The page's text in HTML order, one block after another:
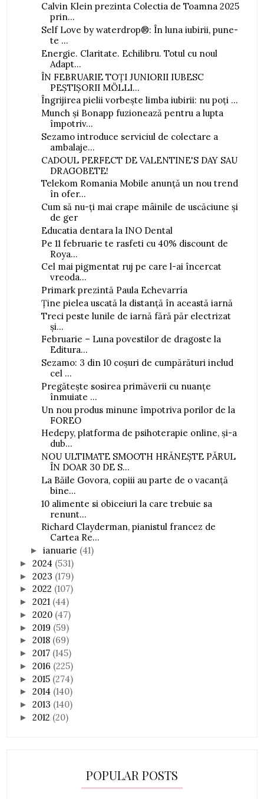
Calvin Klein prezinta Colectia de Toamna 2025
prin...
Self Love by waterdrop®: În luna iubirii, pune-
te ...
Energie. Claritate. Echilibru. Totul cu noul
Adapt...
ÎN FEBRUARIE TOȚI JUNIORII IUBESC
PEȘTIȘORII MÖLLI...
Îngrijirea pielii vorbește limba iubirii: nu poți ...
Munch și Bonapp fuzionează pentru a lupta
împotriv...
Sezamo introduce serviciul de colectare a
ambalaje...
CADOUL PERFECT DE VALENTINE'S DAY SAU
DRAGOBETE!
Telekom Romania Mobile anunță un nou trend
în ofer...
Cum să nu-ți mai crape mâinile de uscăciune și
de ger
Educatia dentara la INO Dental
Pe 11 februarie te rasfeti cu 40% discount de
Roya...
Cel mai pigmentat ruj pe care l-ai încercat
vreoda...
Primark prezintă Paula Echevarría
Ține pielea uscată la distanță în această iarnă
Treci peste lunile de iarnă fără păr electrizat
și...
Februarie – Luna povestilor de dragoste la
Editura...
Sezamo: 3 din 10 coșuri de cumpărături includ
cel ...
Pregătește sosirea primăverii cu nuanțe
înmuiate ...
Un nou produs minune împotriva porilor de la
FOREO
Hedepy, platforma de psihoterapie online, și-a
dub...
NOU ULTIMATE SMOOTH HRĂNEŞTE PĂRUL
ÎN DOAR 30 DE S...
La Băile Govora, copiii au parte de o vacanță
bine...
10 alimente si obiceiuri la care trebuie sa
renunt...
Richard Clayderman, pianistul francez de
Cartea Re...
►ianuarie (41)
►2024 (531)
►2023 (179)
►2022 (107)
►2021 (44)
►2020 (47)
►2019 (59)
►2018 (69)
►2017 (145)
►2016 (225)
►2015 (274)
►2014 (140)
►2013 (140)
►2012 (20)
POPULAR POSTS